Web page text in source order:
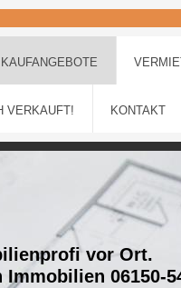
KAUFANGEBOTE
VERKAUFT! KONTAKT
vor Ort.
06150-